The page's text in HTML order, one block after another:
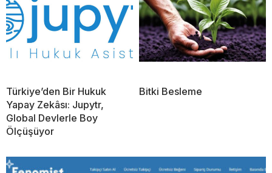
Türkiye’den Bir Hukuk
Yapay Zekâsı: Jupytr,
Global Devlerle Boy
Ölçüşüyor
Bitki Besleme